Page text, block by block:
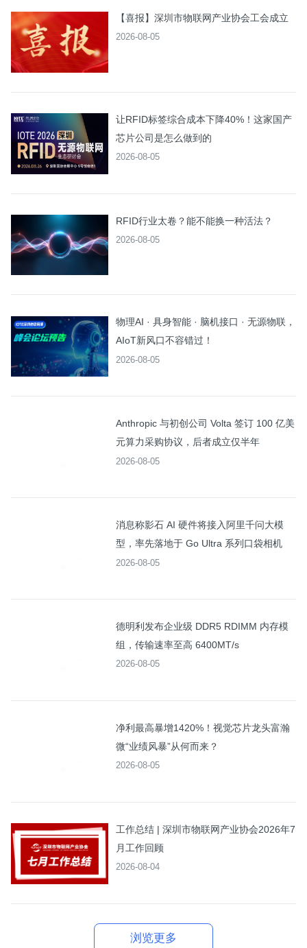
【喜报】深圳市物联网产业协会工会成立
2026-08-05
让RFID标签综合成本下降40%！这家国产
芯片公司是怎么做到的
2026-08-05
RFID行业太卷？能不能换一种活法？
2026-08-05
物理AI · 具身智能 · 脑机接口 · 无源物联，
AIoT新风口不容错过！
2026-08-05
Anthropic 与初创公司 Volta 签订 100 亿美
元算力采购协议，后者成立仅半年
2026-08-05
消息称影石 AI 硬件将接入阿里千问大模
型，率先落地于 Go Ultra 系列口袋相机
2026-08-05
德明利发布企业级 DDR5 RDIMM 内存模
组，传输速率至高 6400MT/s
2026-08-05
净利最高暴增1420%！视觉芯片龙头富瀚
微“业绩风暴”从何而来？
2026-08-05
工作总结 | 深圳市物联网产业协会2026年7
月工作回顾
2026-08-04
浏览更多